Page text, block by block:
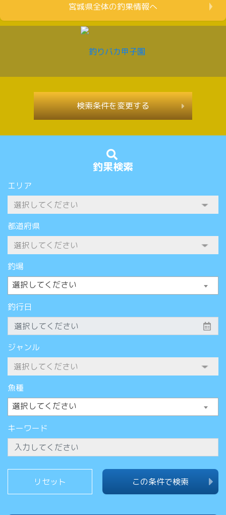
釣果検索
エリア
都道府県
釣場
選択してください
釣行日
ジャンル
魚種
選択してください
キーワード
この条件で検索
宮城県全体の釣果情報へ
検索条件を変更する